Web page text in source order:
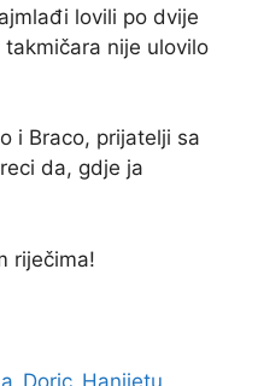
lovili po dvije
nije ulovilo
i Braco, prijatelji sa
da, gdje ja
riječima!